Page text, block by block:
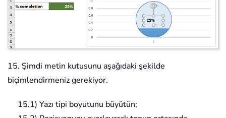
15. Şimdi metin kutusunu aşağıdaki şekilde
biçimlendirmeniz gerekiyor.
15.1) Yazı tipi boyutunu büyütün;